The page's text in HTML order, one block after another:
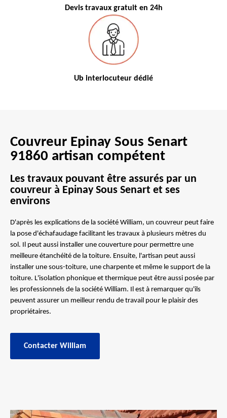
Devis travaux gratuit en 24h
Ub interlocuteur dédié
Couvreur Epinay Sous Senart
91860 artisan compétent
Les travaux pouvant être assurés par un
couvreur à Epinay Sous Senart et ses
environs
D'après les explications de la société William, un couvreur peut faire
la pose d'échafaudage facilitant les travaux à plusieurs mètres du
sol. Il peut aussi installer une couverture pour permettre une
meilleure étanchéité de la toiture. Ensuite, l'artisan peut aussi
installer une sous-toiture, une charpente et même le support de la
toiture. L'isolation phonique et thermique peut être aussi posée par
les professionnels de la société William. Il est à remarquer qu'ils
peuvent assurer un meilleur rendu de travail pour le plaisir des
propriétaires.
Contacter William